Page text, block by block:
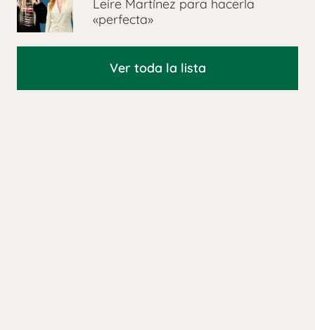
Leire Martínez para hacerla
«perfecta»
Ver toda la lista